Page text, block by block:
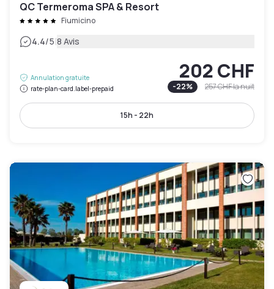
QC Termeroma SPA & Resort
Fiumicino
4.4/5|8 Avis
Annulation gratuite
rate-plan-card.label-prepaid
202 CHF
-22% 257 CHFla nuit
15h - 22h